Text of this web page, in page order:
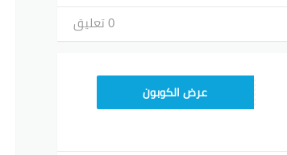
0 تعليق
MEAF25عرض الكوبون